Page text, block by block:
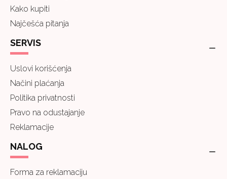
Kako kupiti
Najčešća pitanja
SERVIS
Uslovi korišćenja
Načini plaćanja
Politika privatnosti
Pravo na odustajanje
Reklamacije
NALOG
Forma za reklamaciju